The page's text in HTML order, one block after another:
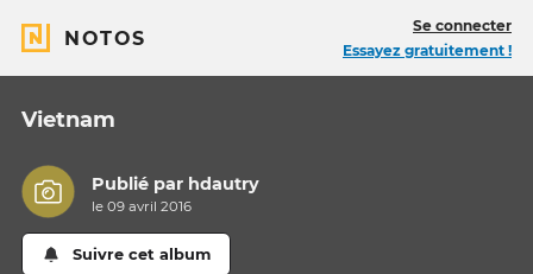
NOTOS
Se connecter
Essayez gratuitement !
Vietnam
Publié par hdautry
le 09 avril 2016
Suivre cet album